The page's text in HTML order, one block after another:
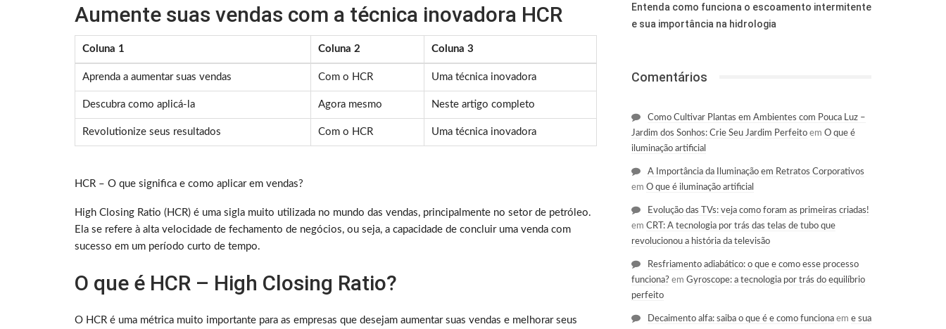
Aumente suas vendas com a técnica inovadora HCR
Coluna 1 Coluna 2 Coluna 3
Aprenda a aumentar suas vendas Com o HCR Uma técnica inovadora
Descubra como aplicá-la Agora mesmo Neste artigo completo
Revolutionize seus resultados Com o HCR Uma técnica inovadora
HCR – O que significa e como aplicar em vendas?
High Closing Ratio (HCR) é uma sigla muito utilizada no mundo das vendas, principalmente no setor de petróleo.
Ela se refere à alta velocidade de fechamento de negócios, ou seja, a capacidade de concluir uma venda com
sucesso em um período curto de tempo.
O que é HCR – High Closing Ratio?
O HCR é uma métrica muito importante para as empresas que desejam aumentar suas vendas e melhorar seus
Entenda como funciona o escoamento intermitente
e sua importância na hidrologia
Comentários
Como Cultivar Plantas em Ambientes com Pouca Luz –
Jardim dos Sonhos: Crie Seu Jardim Perfeitoem O que é
iluminação artificial
A Importância da Iluminação em Retratos Corporativos
em O que é iluminação artificial
Evolução das TVs: veja como foram as primeiras criadas!
em CRT: A tecnologia por trás das telas de tubo que
revolucionou a história da televisão
Resfriamento adiabático: o que e como esse processo
funciona?em Gyroscope: a tecnologia por trás do equilíbrio
perfeito
Decaimento alfa: saiba o que é e como funcionaem e sua